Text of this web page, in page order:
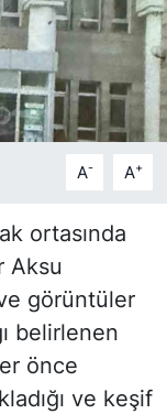
A- A+
ortasında
Aksu
görüntüler
belirlenen
önce
ve keşif